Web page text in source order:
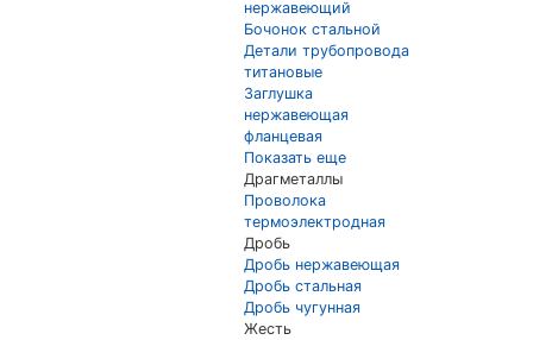
нержавеющий
Бочонок стальной
Детали трубопровода
титановые
Заглушка
нержавеющая
фланцевая
Показать еще
Драгметаллы
Проволока
термоэлектродная
Дробь
Дробь нержавеющая
Дробь стальная
Дробь чугунная
Жесть